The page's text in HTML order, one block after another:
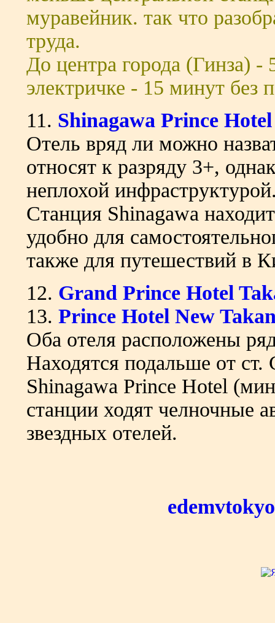
муравейник. так что
труда.
До центра города (Гинза) -
электричке - 15 минут без
11. Shinagawa Prince Hotel
Отель вряд ли можно
относят к разряду 3+,
неплохой
Станция Shinagawa
удобно для
также для путешествий в
12. Grand Prince Hotel
13. Prince Hotel New
Оба отеля расположены
Находятся подальше от
Shinagawa Prince Hotel
станции ходят челночные
звездных отелей.